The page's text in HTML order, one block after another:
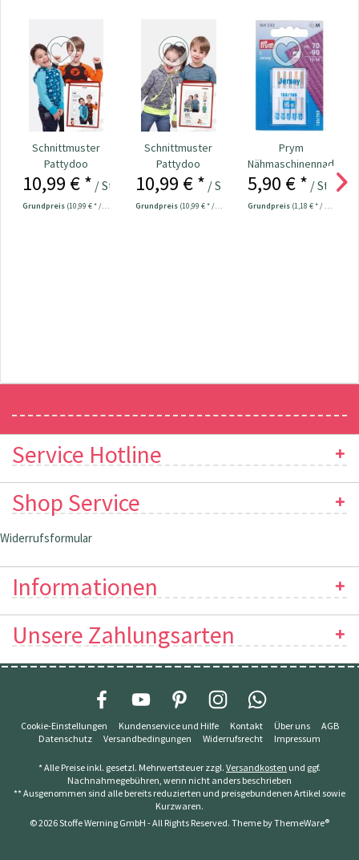
Schnittmuster
Pattydoo
Kindershirt "Leo"
10,99 € * / Stück
Grundpreis (10,99 € * / 1 Stück)
Schnittmuster
Pattydoo
Kindershirt "Paul"
10,99 € * / Stück
Grundpreis (10,99 € * / 1 Stück)
Prym
Nähmaschinennadeln
130/705 Jersey
5,90 € * / Stück
Grundpreis (1,18 € * / 1 Stück)
Service Hotline
Shop Service
Widerrufsformular
Informationen
Unsere Zahlungsarten
Cookie-Einstellungen Kundenservice und Hilfe Kontakt Über uns
AGB
Datenschutz
Versandbedingungen Widerrufsrecht Impressum
* Alle Preise inkl. gesetzl. Mehrwertsteuer zzgl. Versandkosten und ggf.
Nachnahmegebühren, wenn nicht anders beschrieben
** Ausgenommen sind alle bereits reduzierten und preisgebundenen Artikel sowie
Kurzwaren.
© 2026 Stoffe Werning GmbH - All Rights Reserved. Theme byThemeWare®